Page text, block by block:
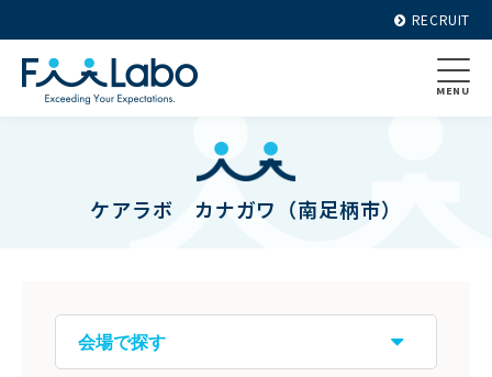
RECRUIT
MENU
ケアラボ カナガワ（南足柄市）